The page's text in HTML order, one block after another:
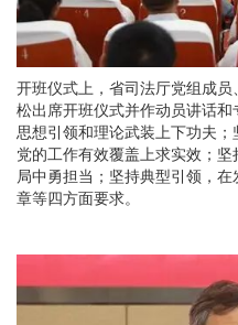
开班仪式上，省司法厅党组成
松出席开班仪式并作动员讲话
思想引领和理论武装上下功夫
党的工作有效覆盖上求实效；
局中勇担当；坚持典型引领，
章等四方面要求。